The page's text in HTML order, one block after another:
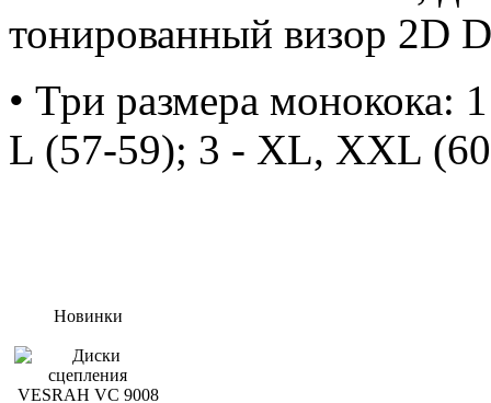
тонированный визор 2D
• Три размера монокока:
L (57-59); 3 - XL, XXL
Новинки